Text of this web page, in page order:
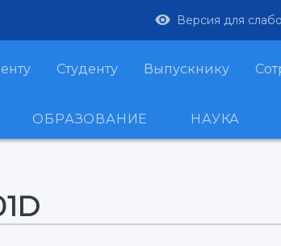
Версия для
Студенту Выпускнику
ОБРАЗОВАНИЕ НАУКА